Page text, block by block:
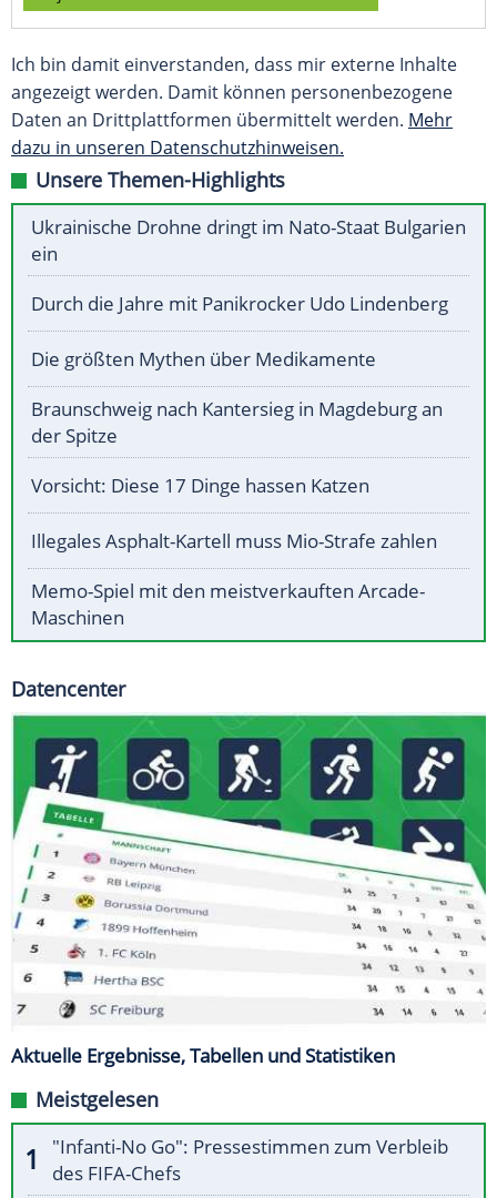
Ich bin damit einverstanden, dass mir externe Inhalte
angezeigt werden. Damit können personenbezogene
Daten an Drittplattformen übermittelt werden. Mehr
dazu in unseren Datenschutzhinweisen.
Unsere Themen-Highlights
Ukrainische Drohne dringt im Nato-Staat Bulgarien
ein
Durch die Jahre mit Panikrocker Udo Lindenberg
Die größten Mythen über Medikamente
Braunschweig nach Kantersieg in Magdeburg an
der Spitze
Vorsicht: Diese 17 Dinge hassen Katzen
Illegales Asphalt-Kartell muss Mio-Strafe zahlen
Memo-Spiel mit den meistverkauften Arcade-
Maschinen
Datencenter
Aktuelle Ergebnisse, Tabellen und Statistiken
Meistgelesen
"Infanti-No Go": Pressestimmen zum Verbleib
des FIFA-Chefs